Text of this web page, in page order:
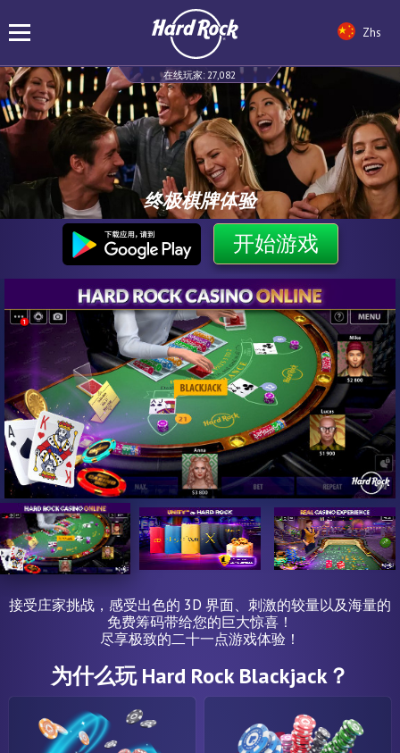
在线玩家:27,082
Zhs
终极棋牌体验
开始游戏
接受庄家挑战，感受出色的 3D 界面、刺激的较量以及海量的
免费筹码带给您的巨大惊喜！
尽享极致的二十一点游戏体验！
为什么玩 Hard Rock Blackjack？